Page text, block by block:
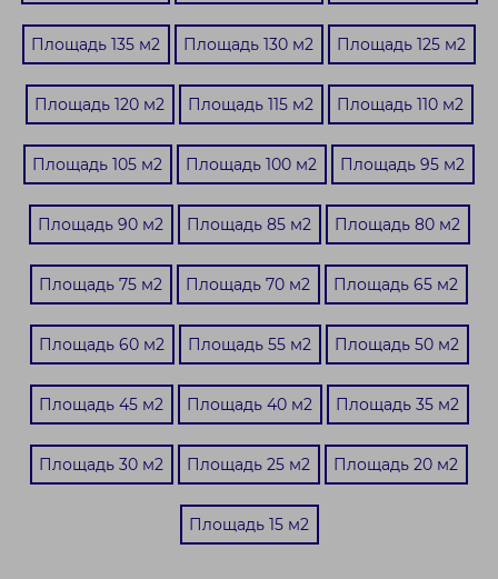
Площадь 135 м2 Площадь 130 м2 Площадь 125 м2
Площадь 120 м2 Площадь 115 м2 Площадь 110 м2
Площадь 105 м2 Площадь 100 м2 Площадь 95 м2
Площадь 90 м2 Площадь 85 м2 Площадь 80 м2
Площадь 75 м2 Площадь 70 м2 Площадь 65 м2
Площадь 60 м2 Площадь 55 м2 Площадь 50 м2
Площадь 45 м2 Площадь 40 м2 Площадь 35 м2
Площадь 30 м2 Площадь 25 м2 Площадь 20 м2
Площадь 15 м2